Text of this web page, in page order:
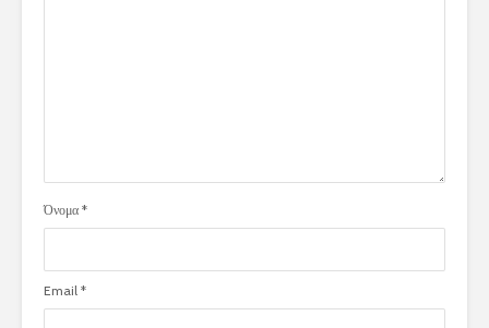
Όνομα *
Email *